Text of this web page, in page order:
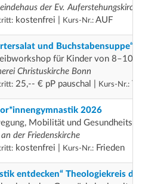
der Ev. Auferstehungskirche
kostenfrei | Kurs-Nr.: AUF
und Buchstabensuppe“
für Kinder von 8–10
Christuskirche Bonn
25,-- € pP pauschal | Kurs-Nr.:
2026
Mobilität und
der Friedenskirche
kostenfrei | Kurs-Nr.: Frieden
entdecken“ Theologiekreis